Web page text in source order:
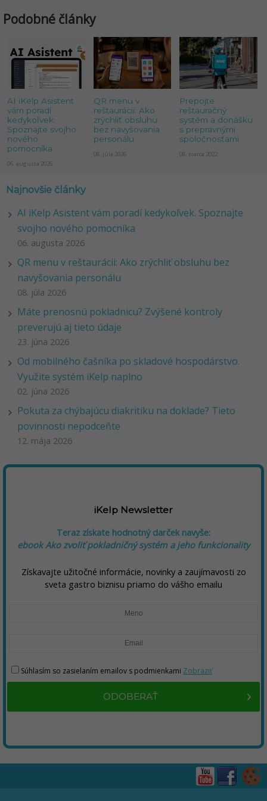
Podobné články
AI iKelp Asistent
vám poradí
kedykoľvek.
Spoznajte svojho
nového
pomocníka
06. augusta 2026
QR menu v
reštaurácii: Ako
zrýchliť obsluhu
bez navyšovania
personálu
08. júla 2026
Prepojte
reštauračný
systém a donášku
s prepravnými
spoločnosťami
08. marca 2022
Najnovšie články
AI iKelp Asistent vám poradí kedykoľvek. Spoznajte
svojho nového pomocníka
06. augusta 2026
QR menu v reštaurácii: Ako zrýchliť obsluhu bez
navyšovania personálu
08. júla 2026
Máte prenosnú pokladnicu? Zvýšené kontroly
preverujú aj tieto údaje
23. júna 2026
Od mobilného čašníka po skladové hospodárstvo.
Využite systém iKelp naplno
02. júna 2026
Pokuta za chýbajúcu diakritiku na doklade? Tieto
povinnosti nepodceňte
12. mája 2026
iKelp Newsletter
Teraz získate hodnotný darček navyše:
ebook Ako zvoliť pokladničný systém a jeho funkcionality
Získavajte užitočné informácie, novinky a zaujímavosti zo
sveta gastro biznisu priamo do vášho emailu
Súhlasím so zasielaním emailov s podmienkami Zobraziť
ODOBERAŤ